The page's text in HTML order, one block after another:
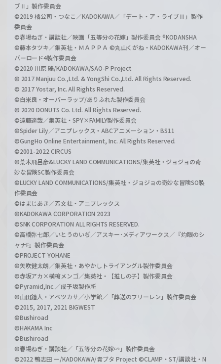
ブⅡ」製作委員会
©2019 橘公司・つなこ／KADOKAWA／「デート・ア・ライブⅢ」製作
委員会
©春場ねぎ・講談社／映画「五等分の花嫁」製作委員会 ®KODANSHA
©藤本タツキ／集英社・ＭＡＰＰＡ ©丸山くがね・KADOKAWA刊／オー
バーロード4製作委員会
©2020 川原 礫/KADOKAWA/SAO-P Project
© 2017 Manjuu Co.,Ltd. & YongShi Co.,Ltd. All Rights Reserved.
© 2017 Yostar, Inc. All Rights Reserved.
©白米良・オーバーラップ/ありふれた製作委員会
© 2020 DONUTS Co. Ltd. All Rights Reserved.
©遠藤達哉／集英社・SPY×FAMILY製作委員会
©Spider Lily／アニプレックス・ABCアニメーション・BS11
©GungHo Online Entertainment, Inc. All Rights Reserved.
©2001-2022 CIRCUS
©荒木飛呂彦&LUCKY LAND COMMUNICATIONS/集英社・ジョジョの奇
妙な冒険SC製作委員会
©LUCKY LAND COMMUNICATIONS/集英社・ジョジョの奇妙な冒険SO製
作委員会
©はまじあき／芳文社・アニプレックス
©KADOKAWA CORPORATION 2023
©SNK CORPORATION ALL RIGHTS RESERVED.
©高橋弥七郎／いとうのいぢ／アスキー･メディアワークス／『灼眼のシ
ャナF』製作委員会
©PROJECT YOHANE
©矢吹健太朗／集英社・あやかしトライアングル製作委員会
©赤坂アカ×横槍メンゴ／集英社・【推しの子】製作委員会
©Pyramid,Inc.／成子坂製作所
©山田鐘人・アベツカサ／小学館／「葬送のフリーレン」製作委員会
©2015, 2017, 2021 BIGWEST
©Bushiroad
©HAKAMA Inc
©Bushiroad
©春場ねぎ・講談社／「五等分の花嫁∽」製作委員会
©2022 鴨志田 一/KADOKAWA/青ブタ Project ©CLAMP・ST/講談社・N